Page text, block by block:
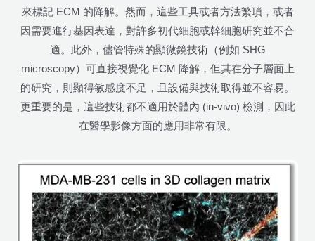
來標記 ECM 的降解。然而，這些工具或者方法繁瑣，或者
因需要進行基因表達，對許多初代細胞或幹細胞研究並不合
適。此外，儘管特殊的顯微鏡技術（例如 SHG
microscopy）可直接視覺化 ECM 降解，但其在分子層面上
的研究，則顯得敏感度不足，且設備與技術取得並不容易。
更重要的是，這些技術都不適用於體內 (in-vivo) 檢測，因此
在醫學影像方面的應用非常有限。